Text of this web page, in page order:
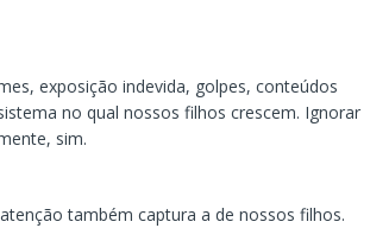
exposição indevida, golpes, conteúdos
no qual nossos filhos crescem. Ignorar
sim.
também captura a de nossos filhos.